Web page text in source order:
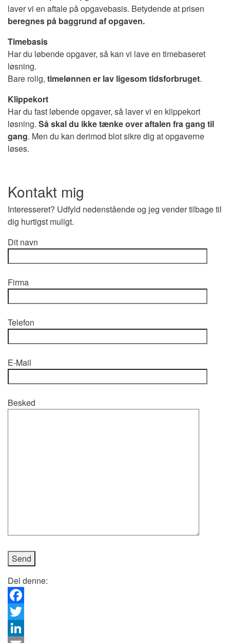
laver vi en aftale på opgavebasis. Betydende at prisen
beregnes på baggrund af opgaven.
Timebasis
Har du løbende opgaver, så kan vi lave en timebaseret
løsning.
Bare rolig, timelønnen er lav ligesom tidsforbruget.
Klippekort
Har du fast løbende opgaver, så laver vi en klippekort
løsning. Så skal du ikke tænke over aftalen fra gang til
gang. Men du kan derimod blot sikre dig at opgaverne
løses.
Kontakt mig
Interesseret? Udfyld nedenstående og jeg vender tilbage til
dig hurtigst muligt.
Dit navn
Firma
Telefon
E-Mail
Besked
Del denne:
Facebook
Twitter